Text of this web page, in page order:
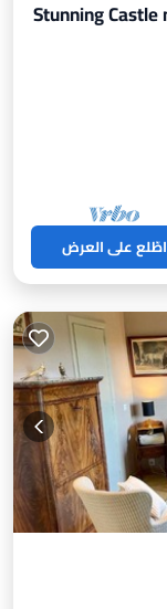
Stunning
اطّلع على العرض